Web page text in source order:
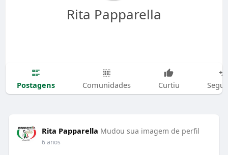
Rita Papparella
Postagens Comunidades Curtiu
Rita Papparella Mudou sua imagem de perfil
6 anos